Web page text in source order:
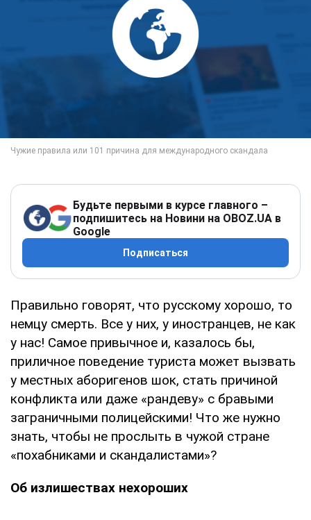
Будьте первыми в курсе главного –
подпишитесь на Новини на OBOZ.UA в
Google
Подписаться
Правильно говорят, что русскому хорошо, то
немцу смерть. Все у них, у иностранцев, не как
у нас! Самое привычное и, казалось бы,
приличное поведение туриста может вызвать
у местных аборигенов шок, стать причиной
конфликта или даже «рандеву» с бравыми
заграничными полицейскими! Что же нужно
знать, чтобы не прослыть в чужой стране
«похабниками и скандалистами»?
Об излишествах нехороших